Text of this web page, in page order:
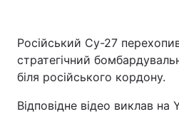
Російський Су-27
стратегічний
біля російського кордону.
Відповідне відео виклав на